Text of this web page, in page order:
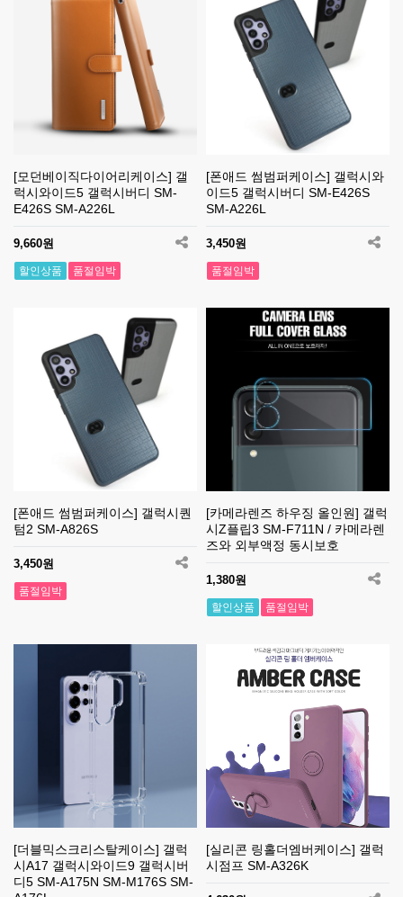
[모던베이직다이어리케이스] 갤
럭시와이드5 갤럭시버디 SM-
E426S SM-A226L
9,660원
할인상품 품절임박
[폰애드 썸범퍼케이스] 갤럭시와
이드5 갤럭시버디 SM-E426S
SM-A226L
3,450원
품절임박
[폰애드 썸범퍼케이스] 갤럭시퀀
텀2 SM-A826S
3,450원
품절임박
[카메라렌즈 하우징 올인원] 갤럭
시Z플립3 SM-F711N / 카메라렌
즈와 외부액정 동시보호
1,380원
할인상품 품절임박
[더블믹스크리스탈케이스] 갤럭
시A17 갤럭시와이드9 갤럭시버
디5 SM-A175N SM-M176S SM-
[실리콘 링홀더엠버케이스] 갤럭
시점프 SM-A326K